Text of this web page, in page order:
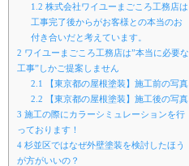
1.2 株式会社ワイユーまごころ工務店は
工事完了後からがお客様との本当のお
付き合いだと考えています。
2 ワイユーまごころ工務店は”本当に必要な
工事”しかご提案しません
2.1
【東京都の屋根塗装】施工前の写真
2.2 【東京都の屋根塗装】施工後の写真
3 施工の際にカラーシミュレーションを行
っております！
4 杉並区ではなぜ外壁塗装を検討したほう
が方がいいの？